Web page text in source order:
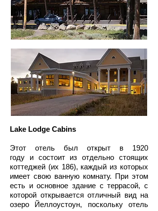
Lake Lodge Cabins
Этот отель был открыт в 1920
году и состоит из отдельно стоящих
коттеджей (их 186), каждый из которых
имеет свою ванную комнату. При этом
есть и основное здание с террасой, с
которой открывается отличный вид на
озеро Йеллоустоун, поскольку отель